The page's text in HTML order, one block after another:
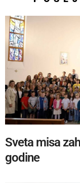
Sveta misa
godine